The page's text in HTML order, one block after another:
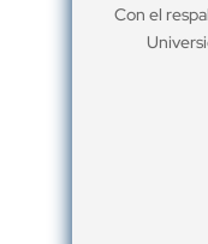
Con el